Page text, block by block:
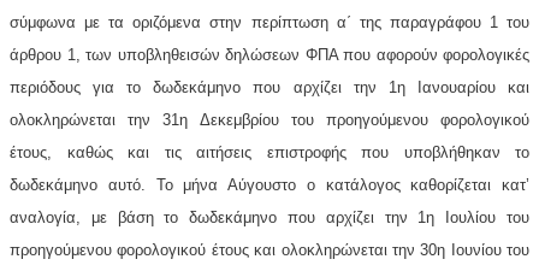
σύμφωνα με τα οριζόμενα στην περίπτωση α΄ της παραγράφου 1 του
άρθρου 1, των υποβληθεισών δηλώσεων ΦΠΑ που αφορούν φορολογικές
περιόδους για το δωδεκάμηνο που αρχίζει την 1η Ιανουαρίου και
ολοκληρώνεται την 31η Δεκεμβρίου του προηγούμενου φορολογικού
έτους, καθώς και τις αιτήσεις επιστροφής που υποβλήθηκαν το
δωδεκάμηνο αυτό. Το μήνα Αύγουστο ο κατάλογος καθορίζεται κατ’
αναλογία, με βάση το δωδεκάμηνο που αρχίζει την 1η Ιουλίου του
προηγούμενου φορολογικού έτους και ολοκληρώνεται την 30η Ιουνίου του